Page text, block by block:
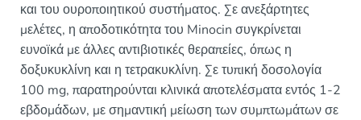
και του ουροποιητικού συστήματος. Σε ανεξάρτητες
μελέτες, η αποδοτικότητα του Minocin συγκρίνεται
ευνοϊκά με άλλες αντιβιοτικές θεραπείες, όπως η
δοξυκυκλίνη και η τετρακυκλίνη. Σε τυπική δοσολογία
100 mg, παρατηρούνται κλινικά αποτελέσματα εντός 1-2
εβδομάδων, με σημαντική μείωση των συμπτωμάτων σε